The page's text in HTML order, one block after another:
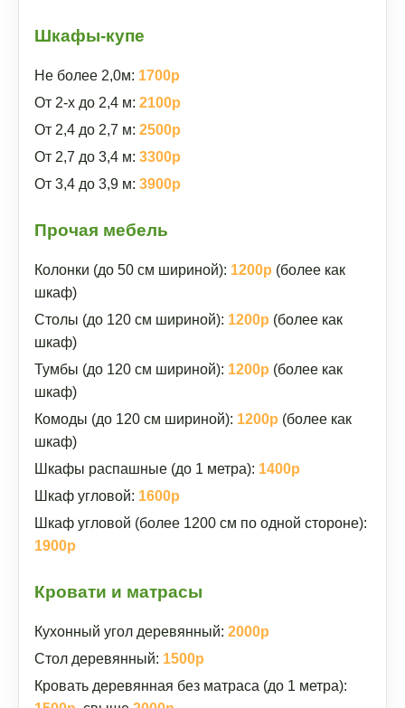
Шкафы-купе
Не более 2,0м: 1700р
От 2-х до 2,4 м: 2100р
От 2,4 до 2,7 м: 2500р
От 2,7 до 3,4 м: 3300р
От 3,4 до 3,9 м: 3900р
Прочая мебель
Колонки (до 50 см шириной): 1200р (более как
шкаф)
Столы (до 120 см шириной): 1200р (более как
шкаф)
Тумбы (до 120 см шириной): 1200р (более как
шкаф)
Комоды (до 120 см шириной): 1200р (более как
шкаф)
Шкафы распашные (до 1 метра): 1400р
Шкаф угловой: 1600р
Шкаф угловой (более 1200 см по одной стороне):
1900р
Кровати и матрасы
Кухонный угол деревянный: 2000р
Стол деревянный: 1500р
Кровать деревянная без матраса (до 1 метра):